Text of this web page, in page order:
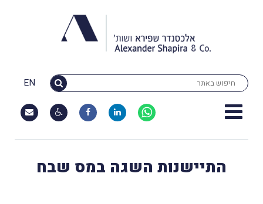
EN
התיישנות השגה במס שבח